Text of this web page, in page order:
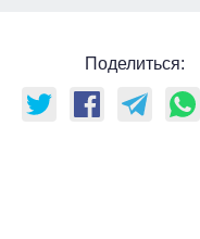
Поделиться: